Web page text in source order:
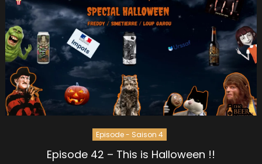
Episode - Saison 4
Episode 42 – This is Halloween !!